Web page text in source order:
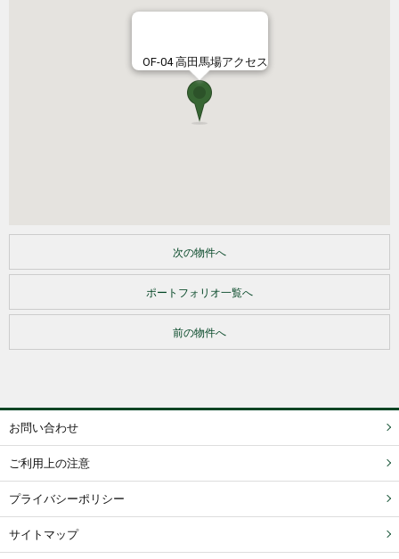
OF-04 高田馬場アクセス
次の物件へ
ポートフォリオ一覧へ
前の物件へ
お問い合わせ
ご利用上の注意
プライバシーポリシー
サイトマップ